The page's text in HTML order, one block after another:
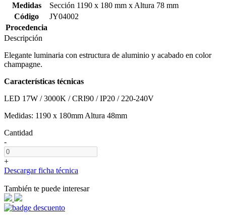
Medidas
Sección 1190 x 180 mm x Altura 78 mm
Código
JY04002
Procedencia
Descripción
Elegante luminaria con estructura de aluminio y acabado en color
champagne.
Características técnicas
LED 17W / 3000K / CRI90 / IP20 / 220-240V
Medidas: 1190 x 180mm Altura 48mm
Cantidad
-
+
Descargar ficha técnica
También te puede interesar